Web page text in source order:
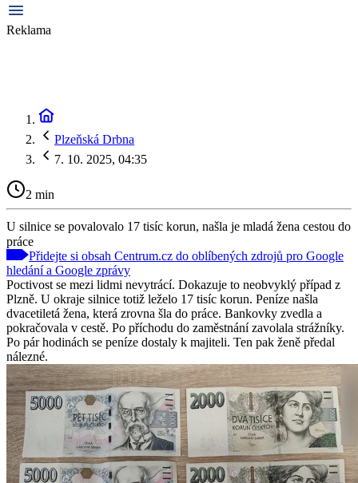
Reklama
Plzeňská Drbna
7. 10. 2025, 04:35
2 min
U silnice se povalovalo 17 tisíc korun, našla je mladá žena cestou do
práce
Přidejte si obsah Centrum.cz do oblíbených zdrojů pro Google
hledání a Google zprávy
Poctivost se mezi lidmi nevytrácí. Dokazuje to neobvyklý případ z
Plzně. U okraje silnice totiž leželo 17 tisíc korun. Peníze našla
dvacetiletá žena, která zrovna šla do práce. Bankovky zvedla a
pokračovala v cestě. Po příchodu do zaměstnání zavolala strážníky.
Po pár hodinách se peníze dostaly k majiteli. Ten pak ženě předal
nálezné.